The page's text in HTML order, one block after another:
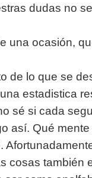
dudas no
una ocasión,
de lo que se
estadistica
sé si cada
así. Qué
cosas también